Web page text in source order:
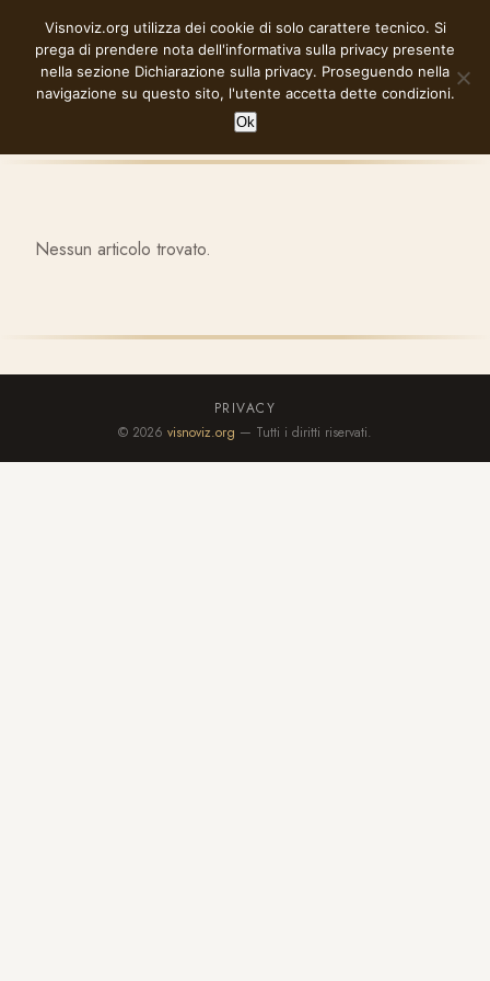
contenuto
VISNOVIZ.ORG
Nessun articolo trovato.
PRIVACY
© 2026 visnoviz.org — Tutti i diritti riservati.
Visnoviz.org utilizza dei cookie di solo carattere tecnico. Si
prega di prendere nota dell'informativa sulla privacy presente
nella sezione Dichiarazione sulla privacy. Proseguendo nella
navigazione su questo sito, l'utente accetta dette condizioni.
Ok